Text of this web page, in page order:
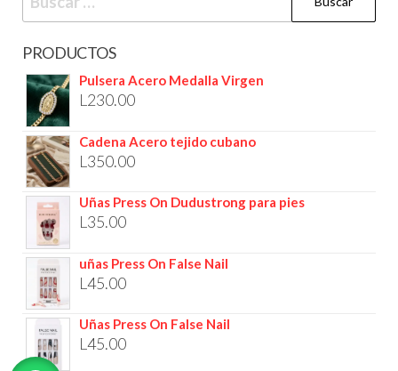
PRODUCTOS
Pulsera Acero Medalla Virgen
L 230.00
Cadena Acero tejido cubano
L 350.00
Uñas Press On Dudustrong para pies
L 35.00
uñas Press On False Nail
L 45.00
Uñas Press On False Nail
L 45.00